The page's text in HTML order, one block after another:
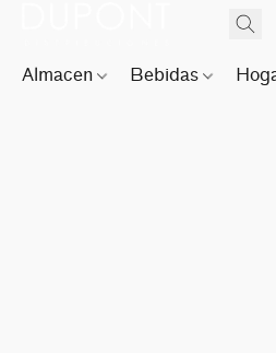
Almacen Bebidas